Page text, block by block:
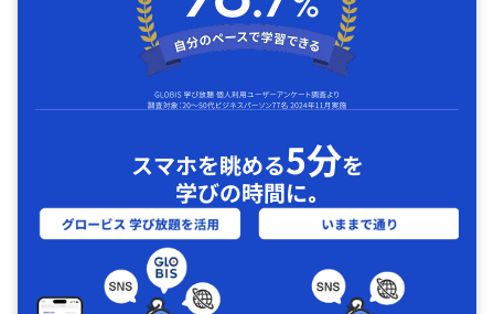
スマホを眺める5分を
学びの時間に｡